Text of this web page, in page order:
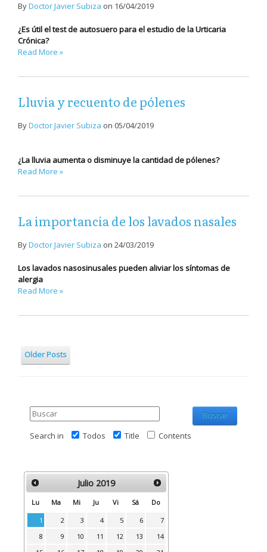
ByDoctor Javier Subiza on 16/04/2019
¿Es útil el test de autosuero para el estudio de la Urticaria
Crónica?
Read More »
Lluvia y recuento de pólenes
ByDoctor Javier Subiza on 05/04/2019
¿La lluvia aumenta o disminuye la cantidad de pólenes?
Read More »
La importancia de los lavados nasales
ByDoctor Javier Subiza on 24/03/2019
Los lavados nasosinusales pueden aliviar los síntomas de
alergia
Read More »
Older Posts
Buscar
Search in
Todos Title Contents
Julio 2019
Lu Ma Mi Ju Vi Sá Do
1 2 3 4 5 6
7
8
9 10 11 12 13
14